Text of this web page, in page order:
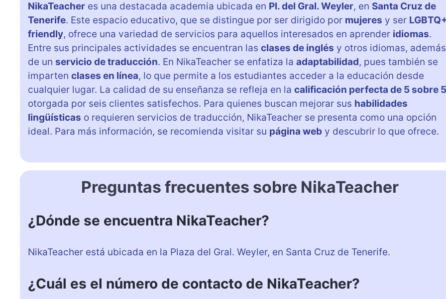
NikaTeacher es una destacada academia ubicada en Pl. del Gral. Weyler, en Santa Cruz de
Tenerife. Este espacio educativo, que se distingue por ser dirigido por mujeres y ser
friendly, ofrece una variedad de servicios para aquellos interesados en aprender idiomas.
Entre sus principales actividades se encuentran las clases de inglés y otros idiomas, además
de un servicio de traducción. En NikaTeacher se enfatiza la adaptabilidad, pues también se
imparten clases en línea, lo que permite a los estudiantes acceder a la educación desde
cualquier lugar. La calidad de su enseñanza se refleja en la calificación perfecta de 5 sobre 5
otorgada por seis clientes satisfechos. Para quienes buscan mejorar sus habilidades
lingüísticas o requieren servicios de traducción, NikaTeacher se presenta como una opción
ideal. Para más información, se recomienda visitar su página web y descubrir lo que ofrece.
Preguntas frecuentes sobre NikaTeacher
¿Dónde se encuentra NikaTeacher?
NikaTeacher está ubicada en la Plaza del Gral. Weyler, en Santa Cruz de Tenerife.
¿Cuál es el número de contacto de NikaTeacher?